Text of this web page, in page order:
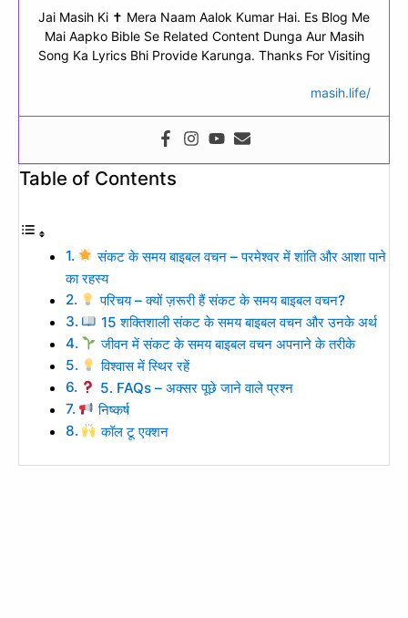
Jai Masih Ki ✝ Mera Naam Aalok Kumar Hai. Es Blog Me
Mai Aapko Bible Se Related Content Dunga Aur Masih
Song Ka Lyrics Bhi Provide Karunga. Thanks For Visiting
masih.life/
Table of Contents
संकट के समय बाइबल वचन – परमेश्वर में शांति और आशा पाने
का रहस्य
परिचय – क्यों ज़रूरी हैं संकट के समय बाइबल वचन?
15 शक्तिशाली संकट के समय बाइबल वचन और उनके अर्थ
जीवन में संकट के समय बाइबल वचन अपनाने के तरीके
विश्वास में स्थिर रहें
5. FAQs – अक्सर पूछे जाने वाले प्रश्न
निष्कर्ष
कॉल टू एक्शन